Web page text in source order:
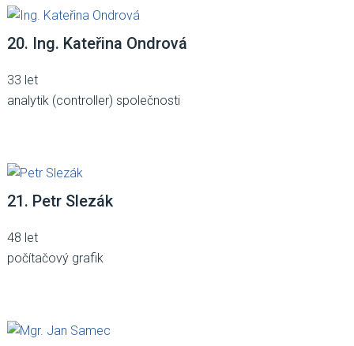
20. Ing. Kateřina Ondrová
33 let
analytik (controller) společnosti
21. Petr Slezák
48 let
počítačový grafik